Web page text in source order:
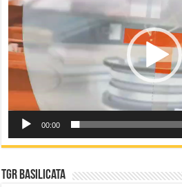
00:00
TGR Basilicata